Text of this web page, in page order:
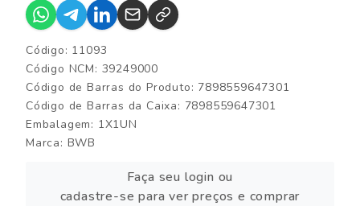
Código: 11093
Código NCM: 39249000
Código de Barras do Produto: 7898559647301
Código de Barras da Caixa: 7898559647301
Embalagem: 1X1UN
Marca: BWB
Faça seu login ou
cadastre-se para ver preços e comprar